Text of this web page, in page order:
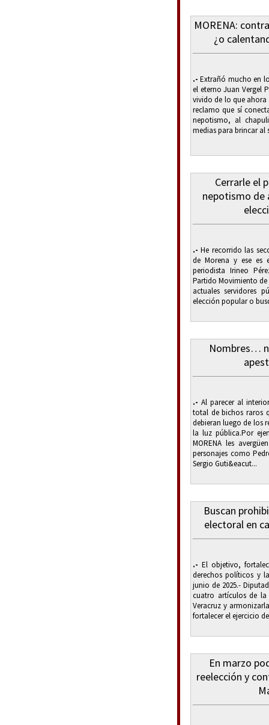
MORENA:
¿o
.- Extrañó mucho en
el eterno Juan Vergel
vivido de lo que ahora
reclamo que sí
nepotismo, al
medias para brincar al
Cerrarle el
nepotismo de
.- He recorrido las
de Morena y ese es
periodista Irineo
Partido Movimiento
actuales servidores
elección popular o
Nombres…
.- Al parecer al
total de bichos raros
debieran luego de los
la luz pública.Por
MORENA les
personajes como
Sergio Guti&eacut...
Buscan
electoral en
.- El objetivo,
derechos políticos y
junio de 2025.-
cuatro artículos de
Veracruz y
fortalecer el ejercicio
En marzo
reelección y